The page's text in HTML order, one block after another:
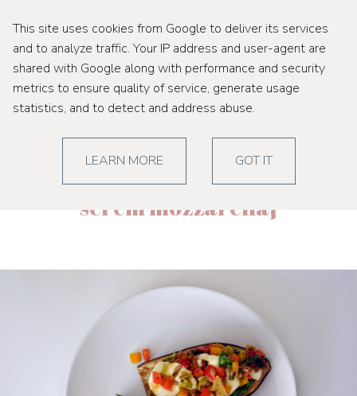
sobota, 11 kwietnia 2015
{grillowany bakłażan
nadziewany warzywami i
serem mozzarella}
This site uses cookies from Google to deliver its services
and to analyze traffic. Your IP address and user-agent are
shared with Google along with performance and security
metrics to ensure quality of service, generate usage
statistics, and to detect and address abuse.
LEARN MORE GOT IT